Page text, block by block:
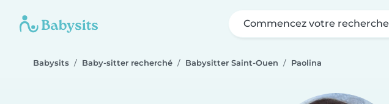
Commencez votre recherche
Babysits Baby-sitter recherché Babysitter Saint-Ouen Paolina